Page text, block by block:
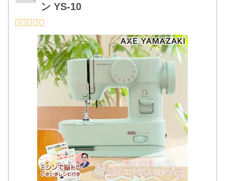
ン YS-10